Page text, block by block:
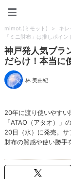
mimot.(ミモット) > キレ
「ミニ財布」は推しポイ
神戸発人気ブラ
だらけ！本当に
林 美由紀
20年に渡り使いやす
「ATAO（アタオ）」
20日（水）に発売。
財布の質感や使い勝手